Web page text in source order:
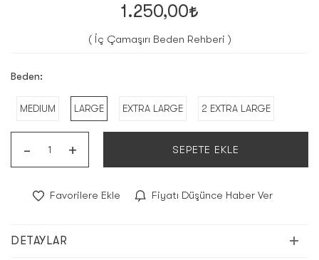
1.250,00
( İç Çamaşırı Beden Rehberi )
Beden:
MEDIUM LARGE EXTRA LARGE 2 EXTRA LARGE
- + SEPETE EKLE
Favorilere Ekle Fiyatı Düşünce Haber Ver
DETAYLAR